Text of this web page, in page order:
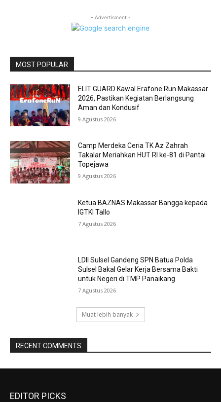
- Advertisment -
MOST POPULAR
ELIT GUARD Kawal Erafone Run Makassar
2026, Pastikan Kegiatan Berlangsung
Aman dan Kondusif
9 Agustus 2026
Camp Merdeka Ceria TK Az Zahrah
Takalar Meriahkan HUT RI ke-81 di Pantai
Topejawa
9 Agustus 2026
Ketua BAZNAS Makassar Bangga kepada
IGTKI Tallo
7 Agustus 2026
LDII Sulsel Gandeng SPN Batua Polda
Sulsel Bakal Gelar Kerja Bersama Bakti
untuk Negeri di TMP Panaikang
7 Agustus 2026
Muat lebih banyak
RECENT COMMENTS
EDITOR PICKS